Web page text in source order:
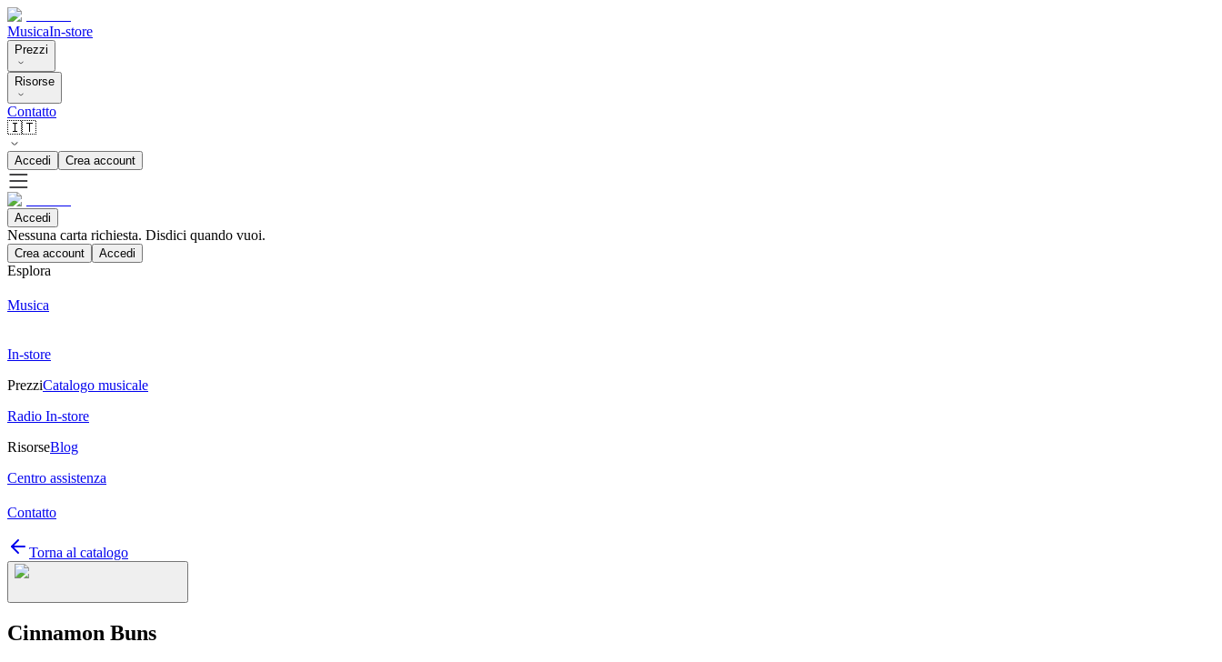
MusicaIn-store
Prezzi
Risorse
Contatto
🇮🇹
Accedi Crea account
Accedi
Nessuna carta richiesta. Disdici quando vuoi.
Crea account Accedi
Esplora
Musica
In-store
PrezziCatalogo musicale
Radio In-store
RisorseBlog
Centro assistenza
Contatto
Torna al catalogo
Cinnamon Buns